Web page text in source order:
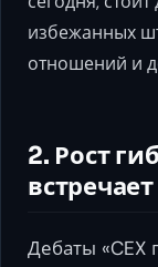
избежанных
отношений и
2. Рост
встречает
Дебаты «CEX